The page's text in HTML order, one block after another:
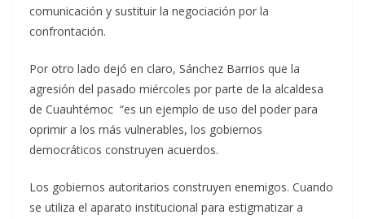
comunicación y sustituir la negociación por la
confrontación.
Por otro lado dejó en claro, Sánchez Barrios que la
agresión del pasado miércoles por parte de la alcaldesa
de Cuauhtémoc “es un ejemplo de uso del poder para
oprimir a los más vulnerables, los gobiernos
democráticos construyen acuerdos.
Los gobiernos autoritarios construyen enemigos. Cuando
se utiliza el aparato institucional para estigmatizar a